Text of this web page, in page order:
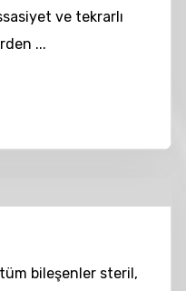
ve tekrarlı
...
bileşenler steril,